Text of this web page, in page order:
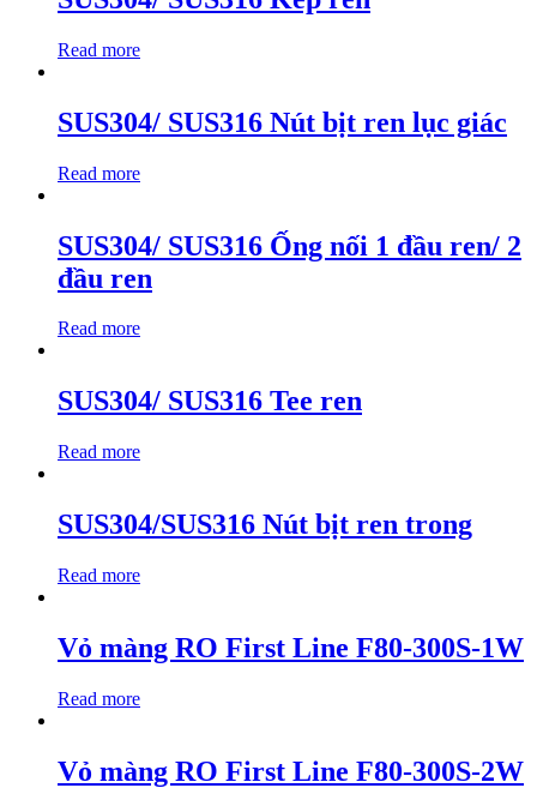
Read more
SUS304/ SUS316 Nút bịt ren lục giác
Read more
SUS304/ SUS316 Ống nối 1 đầu ren/ 2
đầu ren
Read more
SUS304/ SUS316 Tee ren
Read more
SUS304/SUS316 Nút bịt ren trong
Read more
Vỏ màng RO First Line F80-300S-1W
Read more
Vỏ màng RO First Line F80-300S-2W